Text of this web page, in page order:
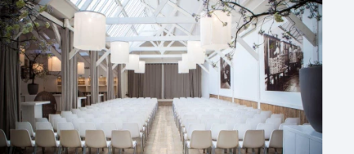
Duurzame locatie
Groene locatie
Heisessie
Hotel
Hybride events
Industriële locatie
Kasteel en landgoed